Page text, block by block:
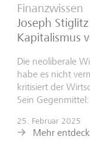
Finanzwissen
Joseph
Kapitalismus
Die neoliberale
habe es nicht
kritisiert der
Sein
25. Februar 2025
Mehr